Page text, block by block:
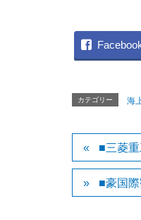
カテゴリー 海
■三菱
■豪国